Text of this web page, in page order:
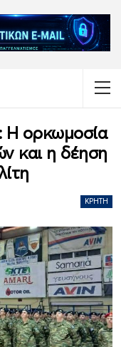
Η ορκωμοσία
και η δέηση
ΚΡΉΤΗ